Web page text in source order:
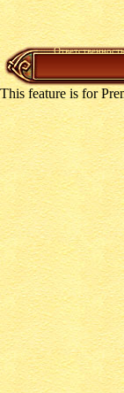
This feature is for